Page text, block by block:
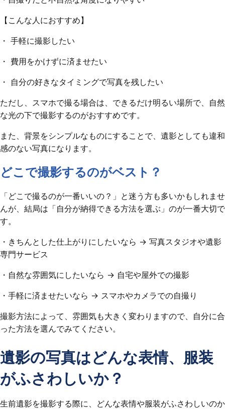
【こんな人におすすめ】
・ 手軽に撮影したい
・ 費用をかけずに済ませたい
・ 自分の好きなタイミングで写真を残したい
ただし、スマホで撮る場合は、できるだけ明るい場所で、自然
な光の下で撮影するのがおすすめです。
また、背景をシンプルなものにすることで、遺影としても違和
感のない写真になります。
どこで撮影するのがベスト？
「どこで撮るのが一番いいの？」と迷う方も多いかもしれませ
んが、結局は「自分が納得できる方法を選ぶ」のが一番大切で
す。
・きちんとした仕上がりにしたいなら → 写真スタジオや遺影
専門サービス
・自然な雰囲気にしたいなら → 自宅や屋外での撮影
・手軽に済ませたいなら → スマホやカメラでの自撮り
撮影方法によって、雰囲気も大きく変わりますので、自分に合
った方法を選んでみてください。
遺影の写真はどんな表情、服装
がふさわしいか？
生前遺影を撮影する際に、どんな表情や服装がふさわしいのか